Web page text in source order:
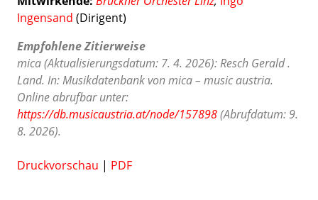
Ingensand (Dirigent)
Empfohlene Zitierweise
mica (Aktualisierungsdatum: 7. 4. 2026): Resch Gerald .
Land. In: Musikdatenbank von mica – music austria.
Online abrufbar unter:
https://db.musicaustria.at/node/157898(Abrufdatum: 9.
8. 2026).
Druckvorschau | PDF